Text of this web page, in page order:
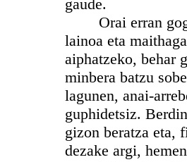
gaude.
Orai erran gogo
lainoa eta
aiphatzeko, behar
minbera batzu
lagunen, anai-
guphidetsiz.
gizon beratza eta,
dezake argi,